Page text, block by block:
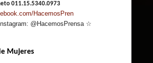
011.15.5340.0973
HacemosPren
@HacemosPrensa ☆
Mujeres